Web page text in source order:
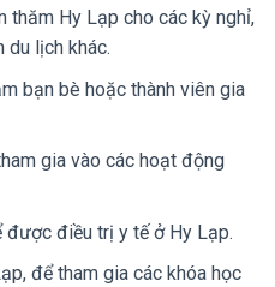
thăm Hy Lạp cho các kỳ nghỉ,
du lịch khác.
bạn bè hoặc thành viên gia
gia vào các hoạt động
được điều trị y tế ở Hy Lạp.
để tham gia các khóa học